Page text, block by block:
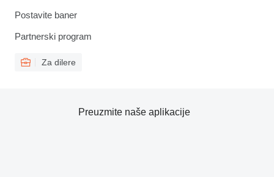
Postavite baner
Partnerski program
Za dilere
Preuzmite naše aplikacije